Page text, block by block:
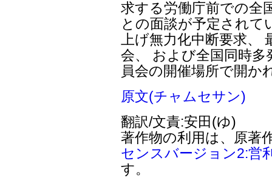
求する労働庁前での全
との面談が予定されて
上げ無力化中断要求、
会、 および全国同時
員会の開催場所で開か
原文(チャムセサン)
翻訳/文責:安田(ゆ)
著作物の利用は、原著
センスバージョン2:営
す。